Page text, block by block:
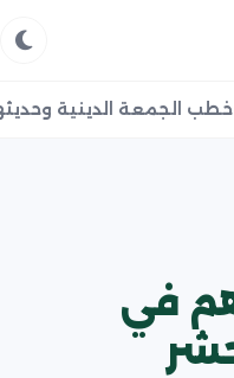
خطب الجمعة الدينية
في